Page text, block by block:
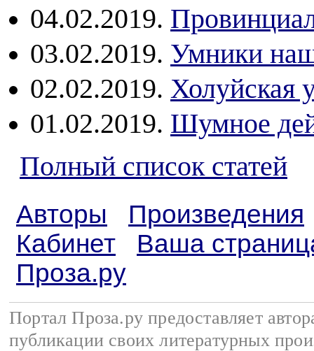
04.02.2019.
03.02.2019. Умники
02.02.2019. Холуйская
01.02.2019. Шумное
Полный список статей
Авторы
Произведения
Кабинет
Ваша
Проза.ру
Портал Проза.ру предоставляет
публикации своих литературных